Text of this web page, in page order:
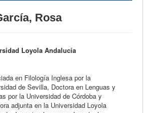
Rosa
Loyola Andalucía
en Filología Inglesa por la
de Sevilla, Doctora en Lenguas y
por la Universidad de Córdoba y
adjunta en la Universidad Loyola